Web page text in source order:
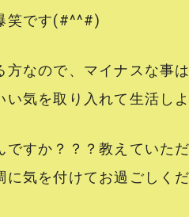
笑です(#^^#)
方なので、マイナスな事
気を取り入れて生活しよ
ですか？？？教えていた
気を付けてお過ごしくだ